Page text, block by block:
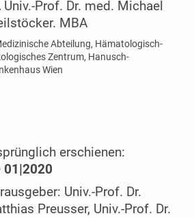
Univ.-Prof. Dr. med. Michael
MBA
Abteilung, Hämatologisch-
Zentrum, Hanusch-
Wien
erschienen:
01|2020
Univ.-Prof. Dr.
Preusser, Univ.-Prof. Dr.